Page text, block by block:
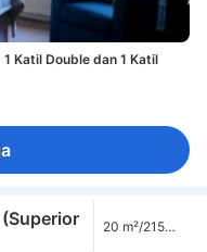
1 Katil Double dan 1 Katil
20 m²/215